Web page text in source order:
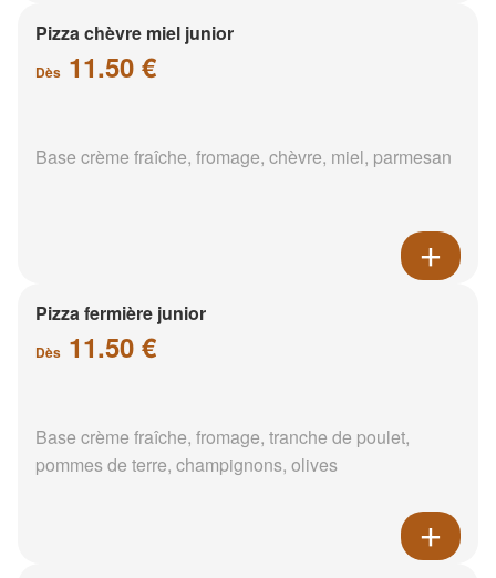
Pizza chèvre miel junior
Dès 11.50 €
Base crème fraîche, fromage, chèvre, miel, parmesan
Pizza fermière junior
Dès 11.50 €
Base crème fraîche, fromage, tranche de poulet,
pommes de terre, champignons, olives